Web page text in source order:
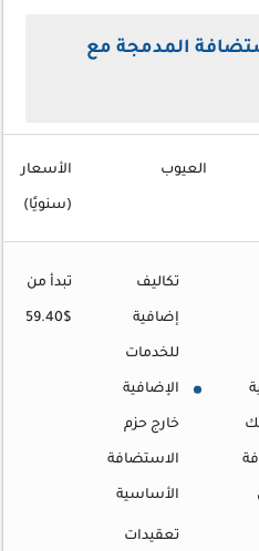
المدمجة مع
العيوب الأسعار
(سنويًا)
تكاليف
إضافية
للخدمات
الإضافية
خارج حزم
الاستضافة
الأساسية
تعقيدات
تبدأ من
$59.40